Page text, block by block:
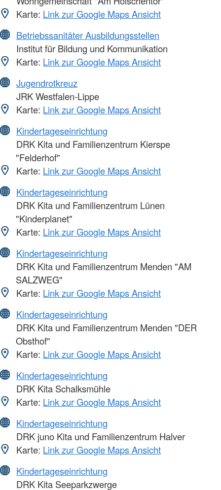
Karte: Link zur Google Maps Ansicht
Betriebssanitäter Ausbildungsstellen
Institut für Bildung und Kommunikation
Karte: Link zur Google Maps Ansicht
Jugendrotkreuz
JRK Westfalen-Lippe
Karte: Link zur Google Maps Ansicht
Kindertageseinrichtung
DRK Kita und Familienzentrum Kierspe
"Felderhof"
Karte: Link zur Google Maps Ansicht
Kindertageseinrichtung
DRK Kita und Familienzentrum Lünen
"Kinderplanet"
Karte: Link zur Google Maps Ansicht
Kindertageseinrichtung
DRK Kita und Familienzentrum Menden "AM
SALZWEG"
Karte: Link zur Google Maps Ansicht
Kindertageseinrichtung
DRK Kita und Familienzentrum Menden "DER
Obsthof"
Karte: Link zur Google Maps Ansicht
Kindertageseinrichtung
DRK Kita Schalksmühle
Karte: Link zur Google Maps Ansicht
Kindertageseinrichtung
DRK juno Kita und Familienzentrum Halver
Karte: Link zur Google Maps Ansicht
Kindertageseinrichtung
DRK Kita Seeparkzwerge